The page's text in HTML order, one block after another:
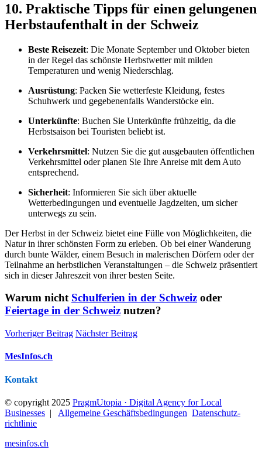
10. Praktische Tipps für einen gelungenen
Herbstaufenthalt in der Schweiz
Beste Reisezeit: Die Monate September und Oktober bieten
in der Regel das schönste Herbstwetter mit milden
Temperaturen und wenig Niederschlag.
Ausrüstung: Packen Sie wetterfeste Kleidung, festes
Schuhwerk und gegebenenfalls Wanderstöcke ein.
Unterkünfte: Buchen Sie Unterkünfte frühzeitig, da die
Herbstsaison bei Touristen beliebt ist.
Verkehrsmittel: Nutzen Sie die gut ausgebauten öffentlichen
Verkehrsmittel oder planen Sie Ihre Anreise mit dem Auto
entsprechend.
Sicherheit: Informieren Sie sich über aktuelle
Wetterbedingungen und eventuelle Jagdzeiten, um sicher
unterwegs zu sein.
Der Herbst in der Schweiz bietet eine Fülle von Möglichkeiten, die
Natur in ihrer schönsten Form zu erleben. Ob bei einer Wanderung
durch bunte Wälder, einem Besuch in malerischen Dörfern oder der
Teilnahme an herbstlichen Veranstaltungen – die Schweiz präsentiert
sich in dieser Jahreszeit von ihrer besten Seite.
Warum nicht Schulferien in der Schweiz oder
Feiertage in der Schweiz nutzen?
Vorheriger Beitrag Nächster Beitrag
MesInfos.ch
Kontakt
© copyright 2025 PragmUtopia · Digital Agency for Local
Businesses | Allgemeine Geschäftsbedingungen Datenschutz­
richtlinie
mesinfos.ch